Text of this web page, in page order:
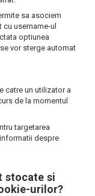
sa asociem
username-ul
optiunea
vor sterge automat
catre un utilizator a
de la momentul
targetarea
despre
stocate si
urilor?